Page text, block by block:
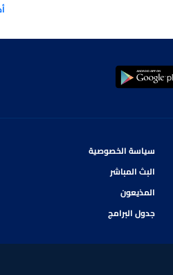
سياسة الخصوصية
البث المباشر
المذيعون
جدول البرامج